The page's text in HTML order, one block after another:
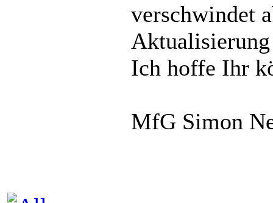
verschwindet
Ich hoffe Ihr
MfG Simon